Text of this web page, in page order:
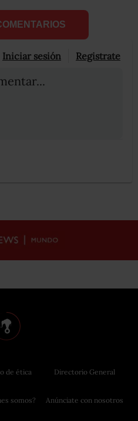
Iniciar sesión Registrate
de ética
somos?
Directorio General
Anúnciate con nosotros